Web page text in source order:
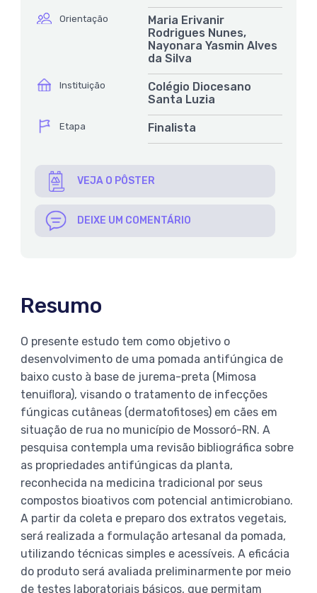
íconeOrientação
Maria Erivanir
Rodrigues Nunes,
Nayonara Yasmin Alves
da Silva
íconeInstituição
Colégio Diocesano
Santa Luzia
íconeEtapa Finalista
VEJA O PÔSTER
DEIXE UM COMENTÁRIO
Resumo
O presente estudo tem como objetivo o
desenvolvimento de uma pomada antifúngica de
baixo custo à base de jurema-preta (Mimosa
tenuiﬂora), visando o tratamento de infecções
fúngicas cutâneas (dermatofitoses) em cães em
situação de rua no município de Mossoró-RN. A
pesquisa contempla uma revisão bibliográfica sobre
as propriedades antifúngicas da planta,
reconhecida na medicina tradicional por seus
compostos bioativos com potencial antimicrobiano.
A partir da coleta e preparo dos extratos vegetais,
será realizada a formulação artesanal da pomada,
utilizando técnicas simples e acessíveis. A eficácia
do produto será avaliada preliminarmente por meio
de testes laboratoriais básicos, que permitam